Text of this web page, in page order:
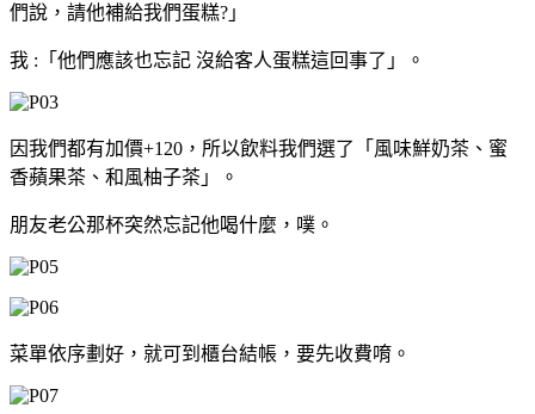
們說，請他補給我們蛋糕?」
我 :「他們應該也忘記 沒給客人蛋糕這回事了」。
因我們都有加價+120，所以飲料我們選了「風味鮮奶茶、蜜
香蘋果茶、和風柚子茶」。
朋友老公那杯突然忘記他喝什麼，噗。
菜單依序劃好，就可到櫃台結帳，要先收費唷。